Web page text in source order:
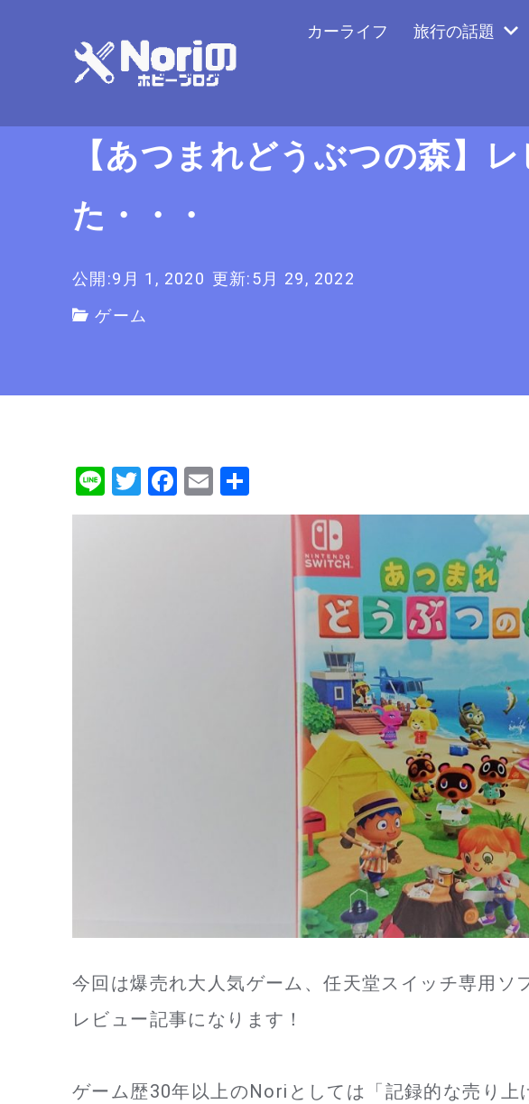
カーライフ 旅行の話題
【あつまれどうぶつの森】
た・・・
公開:9月 1, 2020 更新:5月 29, 2022
ゲーム
Li
n
T
w
F
a
E
m 有
今回は爆売れ大人気ゲーム、任天堂スイッチ専用ソ
レビュー記事になります！
ゲーム歴30年以上のNoriとしては「記録的な売り上